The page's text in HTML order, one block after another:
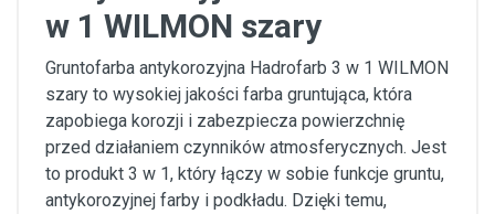
w 1 WILMON szary
Gruntofarba antykorozyjna Hadrofarb 3 w 1 WILMON
szary to wysokiej jakości farba gruntująca, która
zapobiega korozji i zabezpiecza powierzchnię
przed działaniem czynników atmosferycznych. Jest
to produkt 3 w 1, który łączy w sobie funkcje gruntu,
antykorozyjnej farby i podkładu. Dzięki temu,